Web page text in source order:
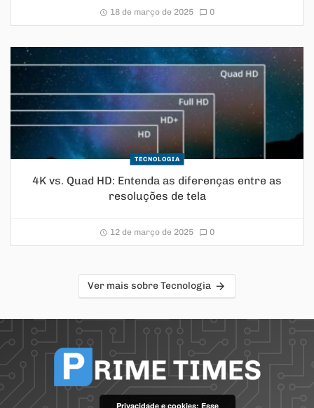
18 de março de 2025 0
TECNOLOGIA
4K vs. Quad HD: Entenda as diferenças entre as
resoluções de tela
12 de março de 2025 0
Ver mais sobre Tecnologia
Privacidade e cookies: Esse